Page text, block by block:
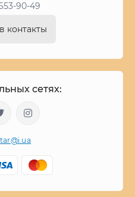
90-49
контакты
сетях: